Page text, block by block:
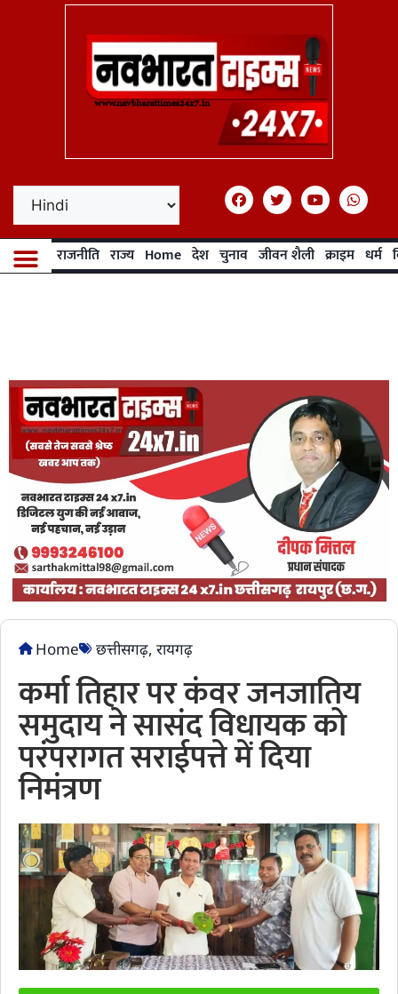
राजनीति राज्य Home देश चुनाव जीवन शैली क्राइम धर्म
Home छत्तीसगढ़, रायगढ़
कर्मा तिहार पर कंवर जनजातिय
समुदाय ने सासंद विधायक को
परंपरागत सराईपत्ते में दिया
निमंत्रण